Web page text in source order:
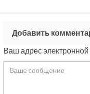
Добавить
Ваш адрес электронной